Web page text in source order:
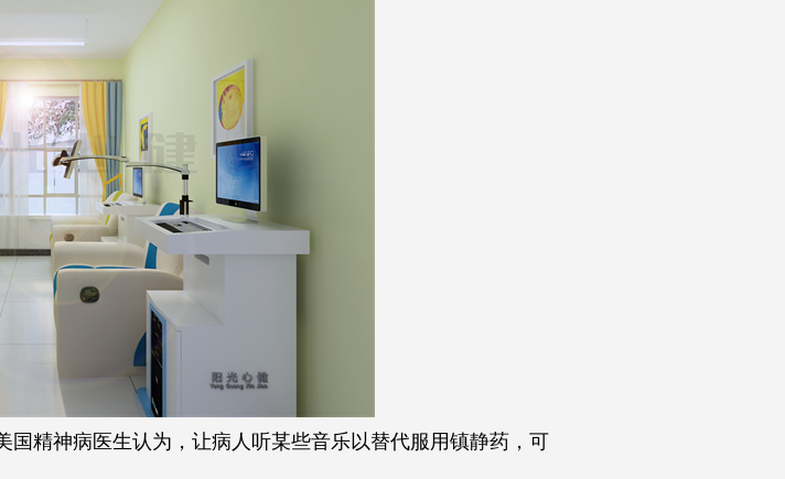
精神病医生认为，让病人听某些音乐以替代服用镇静药，可